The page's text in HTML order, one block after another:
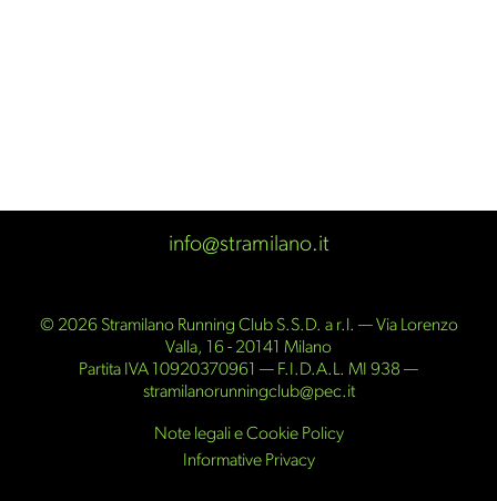
info@stramilano.it
© 2026 Stramilano Running Club S.S.D. a r.l. — Via Lorenzo
Valla, 16 - 20141 Milano
Partita IVA 10920370961 — F.I.D.A.L. MI 938 —
stramilanorunningclub@pec.it
Note legali e Cookie Policy
Informative Privacy